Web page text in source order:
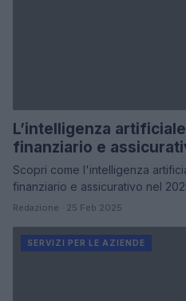
L’intelligenza
finanziario e
Scopri come l'intelligenza
finanziario e assicurativo nel
Redazione · 25 Feb 2025
SERVIZI PER LE AZIENDE